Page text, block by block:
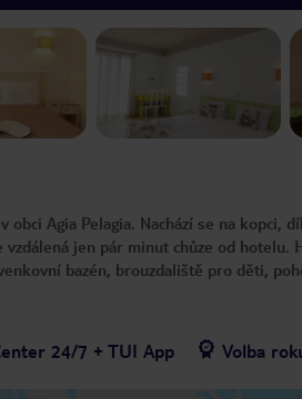
Vyjímečný
Od prvního
čistý. 10
Určitě
Agia Pelagia. Nachází se na kopci,
jen pár minut chůze od
bazén, brouzdaliště pro děti,
24/7 + TUI App Volba